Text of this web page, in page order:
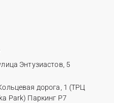
Энтузиастов, 5
дорога, 1 (ТРЦ
Park) Паркинг Р7